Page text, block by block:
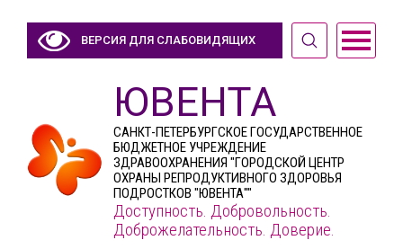
ВЕРСИЯ ДЛЯ СЛАБОВИДЯЩИХ
ЮВЕНТА
САНКТ-ПЕТЕРБУРГСКОЕ ГОСУДАРСТВЕННОЕ
БЮДЖЕТНОЕ УЧРЕЖДЕНИЕ
ЗДРАВООХРАНЕНИЯ "ГОРОДСКОЙ ЦЕНТР
ОХРАНЫ РЕПРОДУКТИВНОГО ЗДОРОВЬЯ
ПОДРОСТКОВ "ЮВЕНТА""
Доступность. Добровольность.
Доброжелательность. Доверие.